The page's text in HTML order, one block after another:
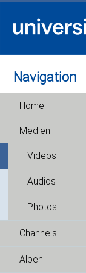
Navigation
Home
Medien
Videos
Audios
Photos
Channels
Alben